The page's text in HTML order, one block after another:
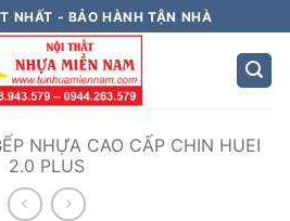
NHẤT - BẢO HÀNH TẬN NHÀ
NHỰA CAO CẤP CHIN HUEI
2.0 PLUS